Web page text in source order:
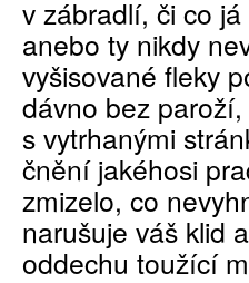
v zábradlí, či co
anebo ty nikdy
vyšisované fleky
dávno bez
s vytrhanými
čnění jakéhosi
zmizelo, co
narušuje váš klid
oddechu toužící